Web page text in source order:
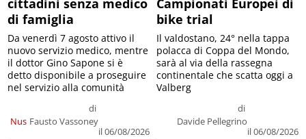
cittadini senza medico
di famiglia
Nus
di
Fausto Vassoney
il 06/08/2026
Da venerdì 7 agosto attivo il
nuovo servizio medico, mentre
il dottor Gino Sapone si è
detto disponibile a proseguire
nel servizio alla comunità
Campionati Europei di
bike trial
di
Davide Pellegrino
il 06/08/2026
Il valdostano, 24° nella tappa
polacca di Coppa del Mondo,
sarà al via della rassegna
continentale che scatta oggi a
Valberg